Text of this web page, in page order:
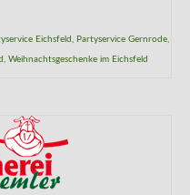
Eichsfeld , Partyservice Gernrode,
, Weihnachtsgeschenke im Eichsfeld